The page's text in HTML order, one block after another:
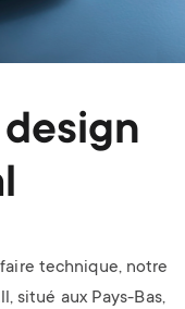
technique, notre
situé aux Pays-Bas,